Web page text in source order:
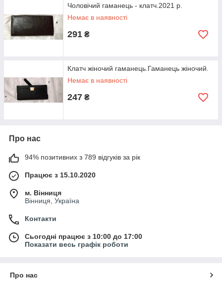
Чоловічий гаманець - клатч.2021 р.
Немає в наявності
291 ₴
Клатч жіночий гаманець.Гаманець жіночий.
Немає в наявності
247 ₴
Про нас
94% позитивних з 789 відгуків за рік
Працює з 15.10.2020
м. Вінниця
Вінниця, Україна
Контакти
Сьогодні працює з 10:00 до 17:00
Показати весь графік роботи
Про нас